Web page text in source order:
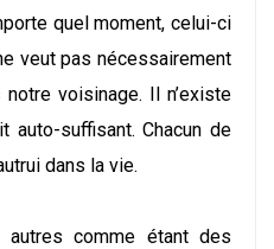
quel moment, celui-ci
veut pas nécessairement
voisinage. Il n’existe
auto-suffisant. Chacun de
dans la vie.
comme étant des